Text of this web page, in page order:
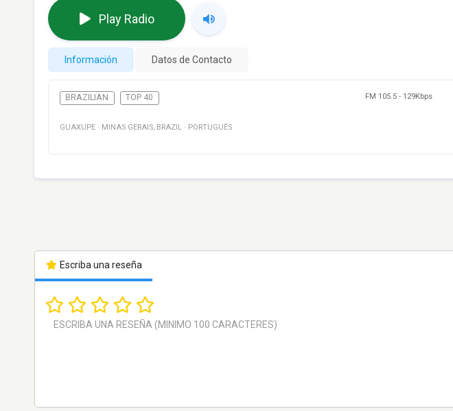
Play Radio
Información Datos de Contacto
BRAZILIAN TOP 40 FM 105.5 - 129Kbps
GUAXUPE · MINAS GERAIS, BRAZIL · PORTUGUÉS
Escriba una reseña